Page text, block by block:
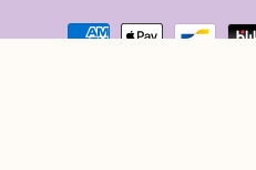
Betaalmethoden